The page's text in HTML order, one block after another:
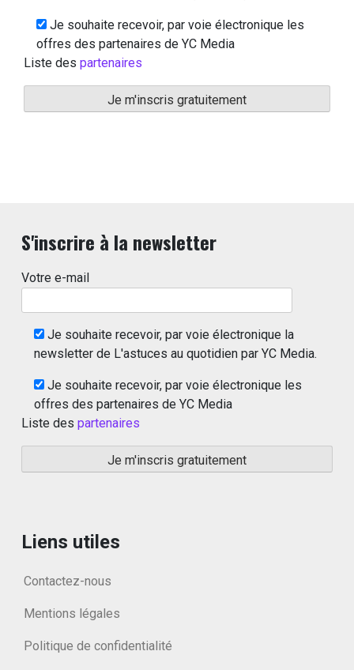
Je souhaite recevoir, par voie électronique les
offres des partenaires de YC Media
Liste des partenaires
S'inscrire à la newsletter
Votre e-mail
Je souhaite recevoir, par voie électronique la
newsletter de L'astuces au quotidien par YC Media.
Je souhaite recevoir, par voie électronique les
offres des partenaires de YC Media
Liste des partenaires
Liens utiles
Contactez-nous
Mentions légales
Politique de confidentialité